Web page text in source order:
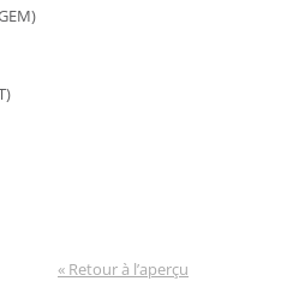
« Retour à l’aperçu